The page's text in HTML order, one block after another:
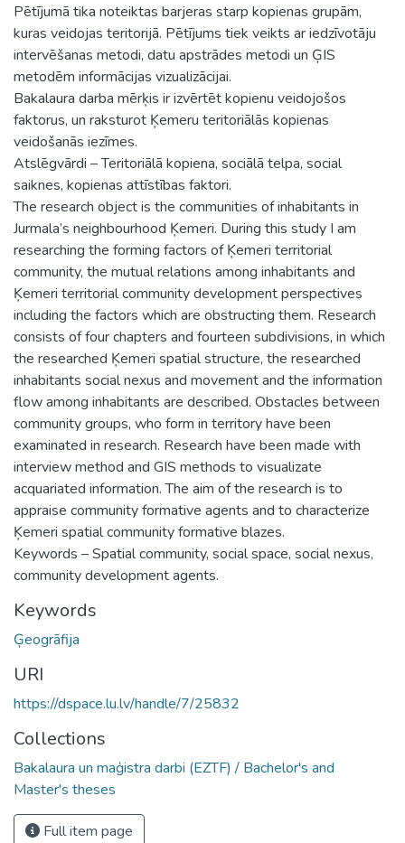
Pētījumā tika noteiktas barjeras starp kopienas grupām,
kuras veidojas teritorijā. Pētījums tiek veikts ar iedzīvotāju
intervēšanas metodi, datu apstrādes metodi un ĢIS
metodēm informācijas vizualizācijai.
Bakalaura darba mērķis ir izvērtēt kopienu veidojošos
faktorus, un raksturot Ķemeru teritoriālās kopienas
veidošanās iezīmes.
Atslēgvārdi – Teritoriālā kopiena, sociālā telpa, social
saiknes, kopienas attīstības faktori.
The research object is the communities of inhabitants in
Jurmala’s neighbourhood Ķemeri. During this study I am
researching the forming factors of Ķemeri territorial
community, the mutual relations among inhabitants and
Ķemeri territorial community development perspectives
including the factors which are obstructing them. Research
consists of four chapters and fourteen subdivisions, in which
the researched Ķemeri spatial structure, the researched
inhabitants social nexus and movement and the information
flow among inhabitants are described. Obstacles between
community groups, who form in territory have been
examinated in research. Research have been made with
interview method and GIS methods to visualizate
acquariated information. The aim of the research is to
appraise community formative agents and to characterize
Ķemeri spatial community formative blazes.
Keywords – Spatial community, social space, social nexus,
community development agents.
Keywords
Ģeogrāfija
URI
https://dspace.lu.lv/handle/7/25832
Collections
Bakalaura un maģistra darbi (EZTF) / Bachelor's and
Master's theses
Full item page